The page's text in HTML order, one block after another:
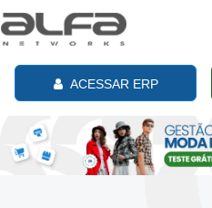
ACESSAR ERP